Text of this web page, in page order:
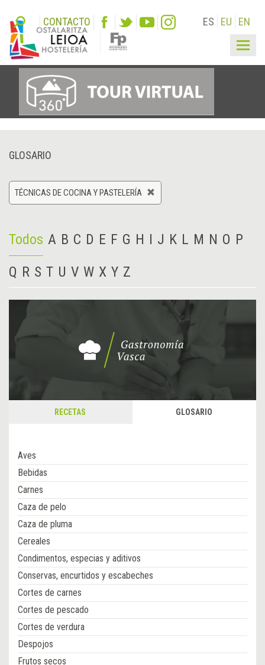
CONTACTO ES EU EN
GLOSARIO
TÉCNICAS DE COCINA Y PASTELERÍA
Todos A B C D E F G H I J K L M N O P
Q R S T U V W X Y Z
RECETAS GLOSARIO
Aves
Bebidas
Carnes
Caza de pelo
Caza de pluma
Cereales
Condimentos, especias y aditivos
Conservas, encurtidos y escabeches
Cortes de carnes
Cortes de pescado
Cortes de verdura
Despojos
Frutos secos